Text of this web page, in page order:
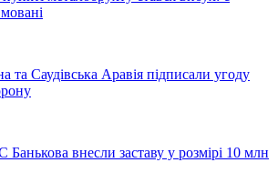
та Саудівська Аравія підписали угоду
Банькова внесли заставу у розмірі 10 млн